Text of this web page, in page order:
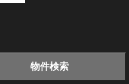
物件検索